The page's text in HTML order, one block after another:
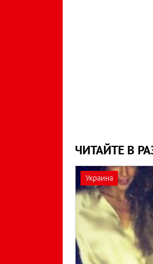
ЧИТАЙТЕ В
Украина